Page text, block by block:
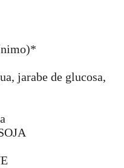
jarabe de glucosa,